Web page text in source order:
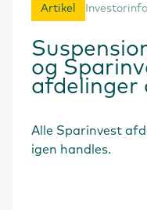
Artikel Investorinfo
og
Alle Sparinvest
igen handles.